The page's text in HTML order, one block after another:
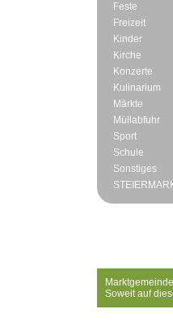
Feste
Freizeit
Kinder
Kirche
Konzerte
Kulinarium
Märkte
Müllabfuhr
Sport
Schule
Sonstiges
Soweit auf